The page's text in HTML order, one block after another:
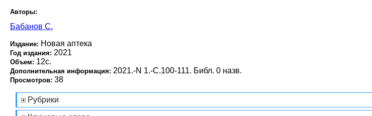
Авторы:
Бабанов С.
Издание: Новая аптека
Год издания: 2021
Объем: 12с.
Дополнительная информация: 2021.-N 1.-С.100-111. Библ. 0 назв.
Просмотров: 38
Рубрики